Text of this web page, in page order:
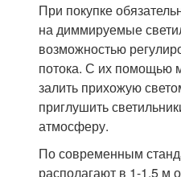
При покупке
на диммируемые
возможностью
потока. С их помощью
залить прихожую
приглушить
атмосферу.
По современным
располагают в 1-1,5 м